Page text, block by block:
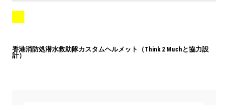
香港消防処潜水救助隊カスタムヘルメット（Think 2 Muchと協力設
計）